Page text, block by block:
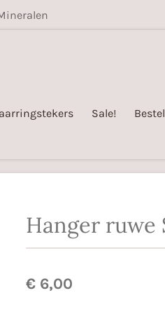
Sale!
Hanger ruwe
€ 6,00